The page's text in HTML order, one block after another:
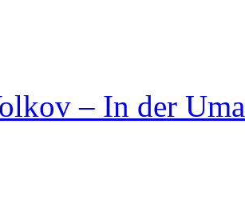
– In der